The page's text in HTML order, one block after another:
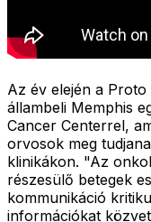
Az év elején a
állambeli Memphis
Cancer Centerrel,
orvosok meg
klinikákon. "Az
részesülő betegek
kommunikáció
információkat